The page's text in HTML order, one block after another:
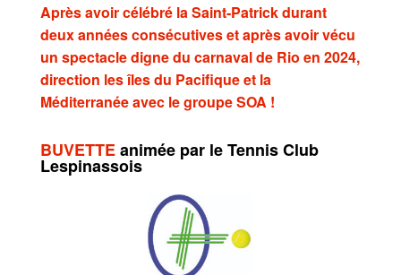
Après avoir célébré la Saint-Patrick durant
deux années consécutives et après avoir vécu
un spectacle digne du carnaval de Rio en 2024,
direction les îles du Pacifique et la
Méditerranée avec le groupe SOA !
BUVETTE animée par leTennis Club
Lespinassois